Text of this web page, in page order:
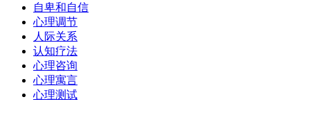
自卑和自信
心理调节
人际关系
认知疗法
心理咨询
心理寓言
心理测试